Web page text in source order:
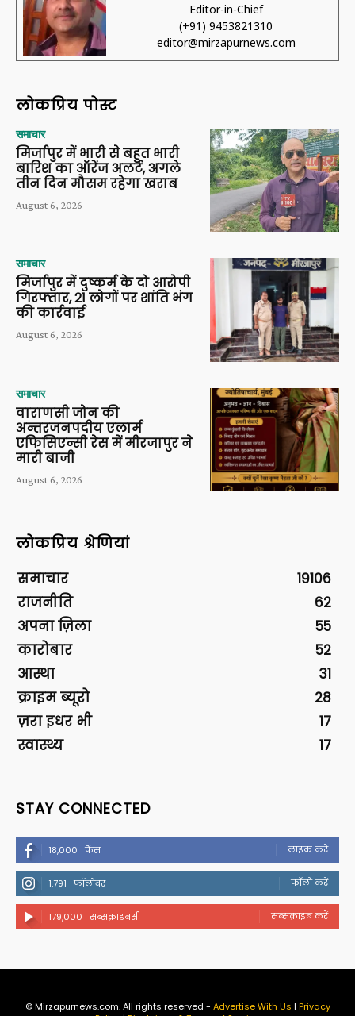
Editor-in-Chief
(+91) 9453821310
editor@mirzapurnews.com
लोकप्रिय पोस्ट
समाचार
मिर्जापुर में भारी से बहुत भारी
बारिश का ऑरेंज अलर्ट, अगले
तीन दिन मौसम रहेगा खराब
August 6, 2026
समाचार
मिर्जापुर में दुष्कर्म के दो आरोपी
गिरफ्तार, 21 लोगों पर शांति भंग
की कार्रवाई
August 6, 2026
समाचार
वाराणसी जोन की
अन्तरजनपदीय एलार्म
एफिसिएन्सी रेस में मीरजापुर ने
मारी बाजी
August 6, 2026
लोकप्रिय श्रेणियां
समाचार
19106
राजनीति
62
अपना ज़िला
55
कारोबार
52
आस्था
31
क्राइम ब्यूरो
28
ज़रा इधर भी
17
स्वास्थ्य
17
STAY CONNECTED
18,000 फैंस लाइक करें
1,791 फॉलोवर फॉलो करें
179,000 सब्सक्राइबर्स सब्सक्राइब करें
© Mirzapurnews.com. All rights reserved - Advertise With Us | Privacy